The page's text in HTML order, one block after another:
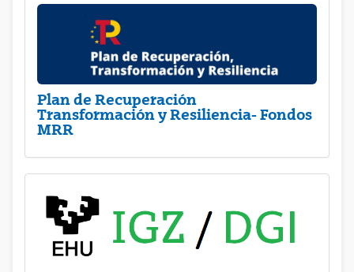
Plan de Recuperación
Transformación y Resiliencia- Fondos
MRR